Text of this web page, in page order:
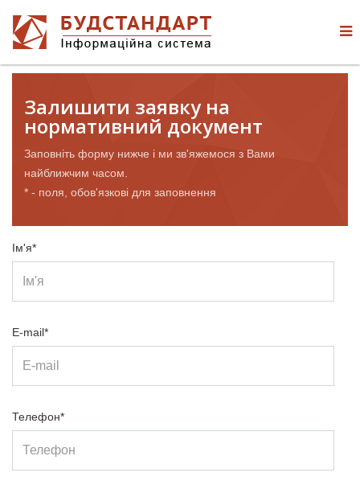
Залишити заявку на
нормативний документ
Заповніть форму нижче і ми зв'яжемося з Вами
найближчим часом.
* - поля, обов'язкові для заповнення
Ім'я*
E-mail*
Телефон*